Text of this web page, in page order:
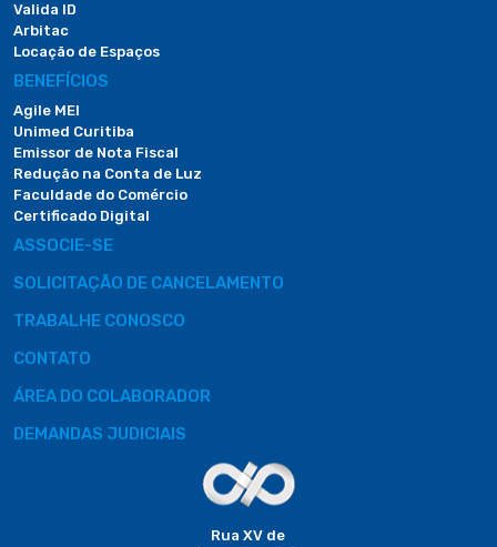
Valida ID
Arbitac
Locação de Espaços
BENEFÍCIOS
Agile MEI
Unimed Curitiba
Emissor de Nota Fiscal
Redução na Conta de Luz
Faculdade do Comércio
Certificado Digital
ASSOCIE-SE
SOLICITAÇÃO DE CANCELAMENTO
TRABALHE CONOSCO
CONTATO
ÁREA DO COLABORADOR
DEMANDAS JUDICIAIS
Rua XV de